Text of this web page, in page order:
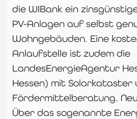
die WIBank ein
PV-Anlagen auf selbst
Wohngebäuden. Eine
Anlaufstelle ist zudem die
LandesEnergieAgentur
Hessen) mit Solarkataster
Fördermittelberatung.
Über das sogenannte